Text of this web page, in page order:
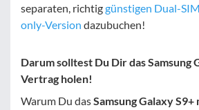
separaten, richtiggünstigen Dual-
only-Version dazubuchen!
Darum solltest Du Dir das Samsung
Vertrag holen!
Warum Du dasSamsung Galaxy